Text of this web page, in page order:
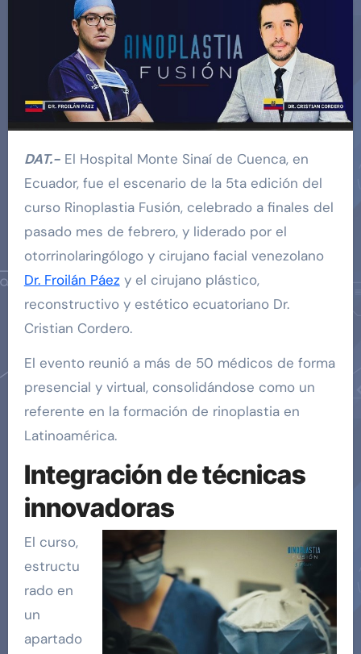
DAT.-El Hospital Monte Sinaí de Cuenca, en
Ecuador, fue el escenario de la 5ta edición del
curso Rinoplastia Fusión, celebrado a finales del
pasado mes de febrero, y liderado por el
otorrinolaringólogo y cirujano facial venezolano
Dr. Froilán Páez y el cirujano plástico,
reconstructivo y estético ecuatoriano Dr.
Cristian Cordero.
El evento reunió a más de 50 médicos de forma
presencial y virtual, consolidándose como un
referente en la formación de rinoplastia en
Latinoamérica.
Integración de técnicas
innovadoras
El curso,
estructu
rado en
un
apartado